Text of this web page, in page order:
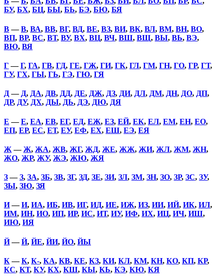
БУ, БХ, БЦ, БЫ, БЬ, БЭ, БЮ, БЯ
В—В, ВА, ВВ, ВГ, ВД, ВЕ, ВЗ, ВИ, ВК, ВЛ, ВМ, ВН, ВО,
ВП, ВР, ВС, ВТ, ВУ, ВХ, ВЦ, ВЧ, ВШ, ВЩ, ВЫ, ВЬ, ВЭ,
ВЮ, ВЯ
Г—Г, ГА, ГВ, ГД, ГЕ, ГЖ, ГИ, ГК, ГЛ, ГМ, ГН, ГО, ГР, ГТ,
ГУ, ГХ, ГЫ, ГЬ, ГЭ, ГЮ, ГЯ
Д— Д, ДА, ДВ, ДД, ДЕ, ДЖ, ДЗ, ДИ, ДЛ, ДМ, ДН, ДО, ДП,
ДР, ДУ, ДХ, ДЫ, ДЬ, ДЭ, ДЮ, ДЯ
Е —Е, ЕА, ЕВ, ЕГ, ЕД, ЕЖ, ЕЗ, ЕЙ, ЕК, ЕЛ, ЕМ, ЕН, ЕО,
ЕП, ЕР, ЕС, ЕТ, ЕУ, ЕФ, ЕХ, ЕШ, ЕЭ, ЕЯ
Ж —Ж, ЖА, ЖВ, ЖГ, ЖД, ЖЕ, ЖЖ, ЖИ, ЖЛ, ЖМ, ЖН,
ЖО, ЖР, ЖУ, ЖЭ, ЖЮ, ЖЯ
З—З, ЗА, ЗБ, ЗВ, ЗГ, ЗД, ЗЕ, ЗИ, ЗЛ, ЗМ, ЗН, ЗО, ЗР, ЗС, ЗУ,
ЗЫ, ЗЮ, ЗЯ
И—И, ИА, ИБ, ИВ, ИГ, ИД, ИЕ, ИЖ, ИЗ, ИИ, ИЙ, ИК, ИЛ,
ИМ, ИН, ИО, ИП, ИР, ИС, ИТ, ИУ, ИФ, ИХ, ИЦ, ИЧ, ИШ,
ИЮ, ИЯ
Й—Й, ЙЕ, ЙИ, ЙО, ЙЫ
К—К, К-, КА, КВ, КЕ, КЗ, КИ, КЛ, КМ, КН, КО, КП, КР,
КС, КТ, КУ, КХ, КШ, КЫ, КЬ, КЭ, КЮ, КЯ